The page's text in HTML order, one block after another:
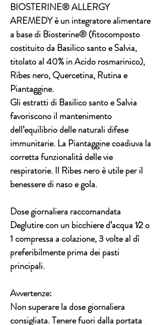
BIOSTERINE® ALLERGY
AREMEDY è un integratore alimentare
a base di Biosterine®(fitocomposto
costituito da Basilico santo e Salvia,
titolato al 40% in Acido rosmarinico),
Ribes nero, Quercetina, Rutina e
Piantaggine.
Gli estratti di Basilico santo e Salvia
favoriscono il mantenimento
dell’equilibrio delle naturali difese
immunitarie. La Piantaggine coadiuva la
corretta funzionalità delle vie
respiratorie. Il Ribes nero è utile per il
benessere di naso e gola.
Dose giornaliera raccomandata
Deglutire con un bicchiere d’acqua 1⁄2 o
1 compressa a colazione, 3 volte al dì
preferibilmente prima dei pasti
principali.
Avvertenze:
Non superare la dose giornaliera
consigliata. Tenere fuori dalla portata